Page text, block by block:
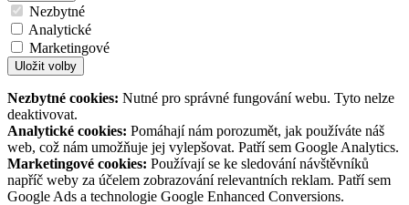
Nezbytné
Analytické
Marketingové
Uložit volby
Nezbytné cookies: Nutné pro správné fungování webu. Tyto nelze
deaktivovat.
Analytické cookies: Pomáhají nám porozumět, jak používáte náš
web, což nám umožňuje jej vylepšovat. Patří sem Google Analytics.
Marketingové cookies: Používají se ke sledování návštěvníků
napříč weby za účelem zobrazování relevantních reklam. Patří sem
Google Ads a technologie Google Enhanced Conversions.